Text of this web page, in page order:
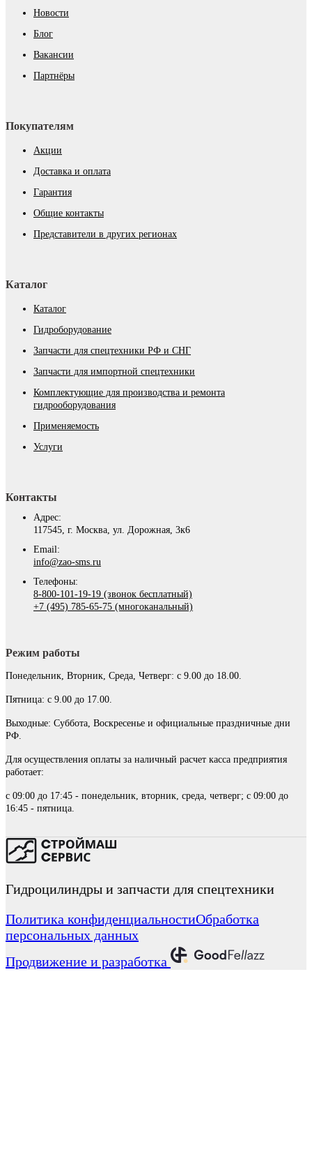
Новости
Блог
Вакансии
Партнёры
Покупателям
Акции
Доставка и оплата
Гарантия
Общие контакты
Представители в других регионах
Каталог
Каталог
Гидроборудование
Запчасти для спецтехники РФ и СНГ
Запчасти для импортной спецтехники
Комплектующие для производства и ремонта
гидрооборудования
Применяемость
Услуги
Контакты
Адрес:
117545, г. Москва, ул. Дорожная, 3к6
Email:
info@zao-sms.ru
Телефоны:
8-800-101-19-19 (звонок бесплатный)
+7 (495) 785-65-75 (многоканальный)
Режим работы
Понедельник, Вторник, Среда, Четверг: с 9.00 до 18.00.
Пятница: с 9.00 до 17.00.
Выходные: Суббота, Воскресенье и официальные праздничные дни
РФ.
Для осуществления оплаты за наличный расчет касса предприятия
работает:
с 09:00 до 17:45 - понедельник, вторник, среда, четверг; с 09:00 до
16:45 - пятница.
Гидроцилиндры и запчасти для спецтехники
Политика конфиденциальностиОбработка
персональных данных
Продвижение и разработка